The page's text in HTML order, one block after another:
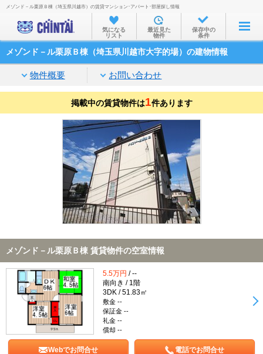
お部屋を探す
沿線・駅から
家賃相場から
通勤通学時間から
物件特集から
不動産会社から
TOP
メゾンド－ル栗原Ｂ棟（埼玉県川越市）の賃貸マンション･アパート･部屋探し情報
気になる
リスト
最近見た
物件
保存中の
条件
メゾンド－ル栗原Ｂ棟（埼玉県川越市大字的場）の建物情報
物件概要 お問い合わせ
掲載中の賃貸物件は1件あります
メゾンド－ル栗原Ｂ棟 賃貸物件の空室情報
5.5万円 / --
南向き / 1階
3DK / 51.83㎡
敷金 --
保証金 --
礼金 --
償却 --
Webでお問合せ 電話でお問合せ